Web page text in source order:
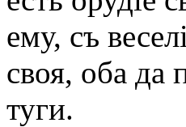
ему, съ
своя, оба да
туги.